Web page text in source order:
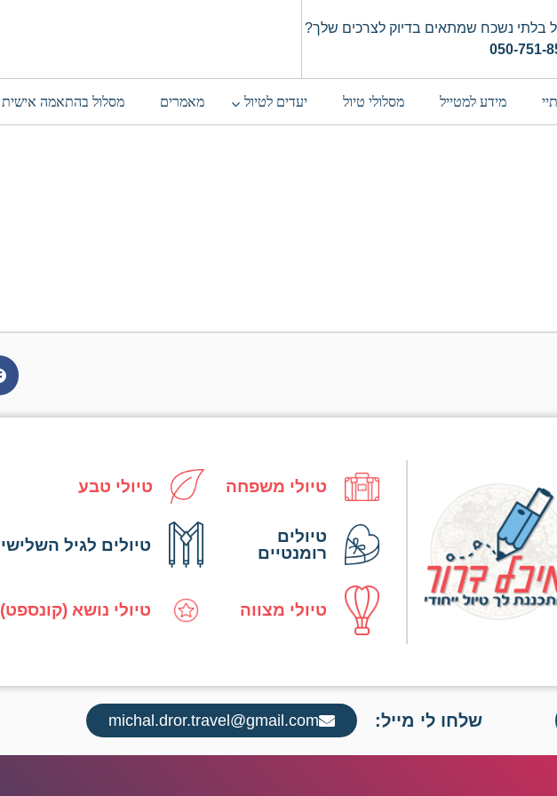
בלתי נשכח שמתאים בדיוק לצרכים שלך?
מידע למטייל מסלולי טיול יעדים לטיול מאמרים מסלול בהתאמה אישית
טיולי משפחה טיולי טבע
טיולים
רומנטיים
טיולים לגיל השלישי
טיולי מצווה טיולי נושא (קונספט)
שלחו לי מייל: michal.dror.travel@gmail.com